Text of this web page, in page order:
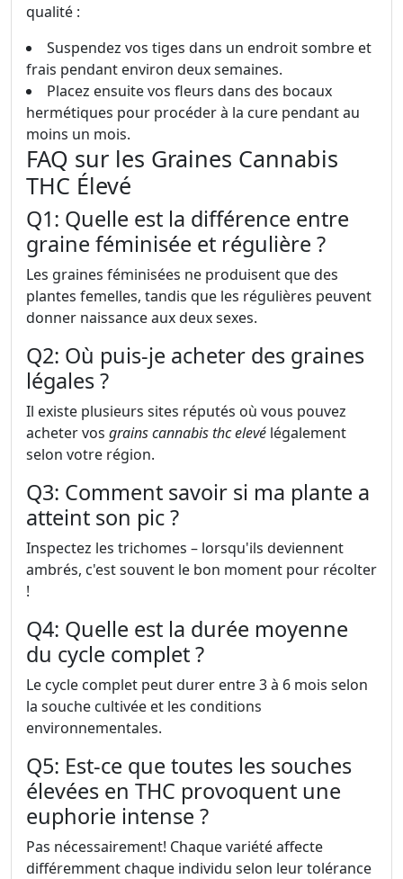
qualité :
Suspendez vos tiges dans un endroit sombre et
frais pendant environ deux semaines.
Placez ensuite vos fleurs dans des bocaux
hermétiques pour procéder à la cure pendant au
moins un mois.
FAQ sur les Graines Cannabis
THC Élevé
Q1: Quelle est la différence entre
graine féminisée et régulière ?
Les graines féminisées ne produisent que des
plantes femelles, tandis que les régulières peuvent
donner naissance aux deux sexes.
Q2: Où puis-je acheter des graines
légales ?
Il existe plusieurs sites réputés où vous pouvez
acheter vos grains cannabis thc elevé légalement
selon votre région.
Q3: Comment savoir si ma plante a
atteint son pic ?
Inspectez les trichomes – lorsqu'ils deviennent
ambrés, c'est souvent le bon moment pour récolter
!
Q4: Quelle est la durée moyenne
du cycle complet ?
Le cycle complet peut durer entre 3 à 6 mois selon
la souche cultivée et les conditions
environnementales.
Q5: Est-ce que toutes les souches
élevées en THC provoquent une
euphorie intense ?
Pas nécessairement! Chaque variété affecte
différemment chaque individu selon leur tolérance